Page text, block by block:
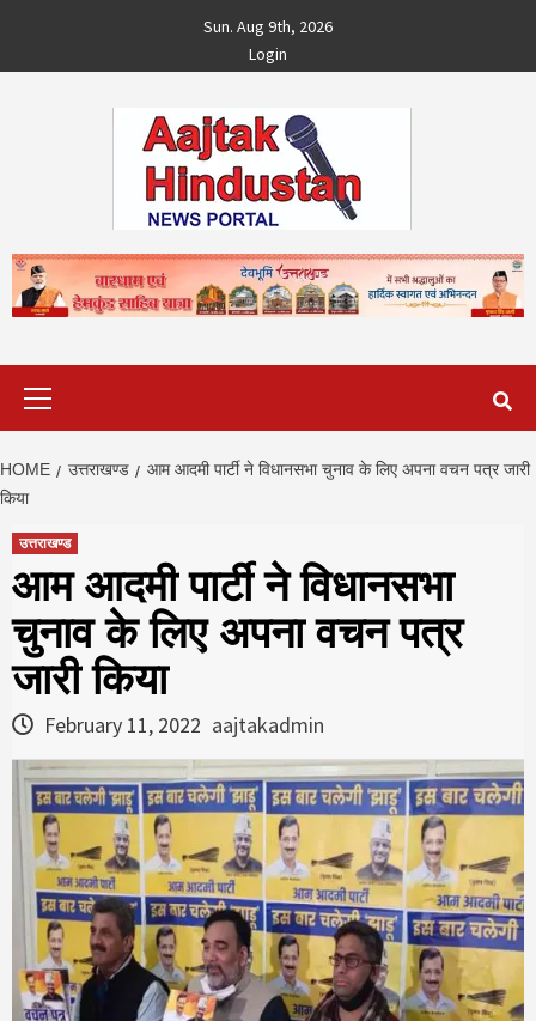
content
Sun. Aug 9th, 2026
Login
HOME उत्तराखण्ड
आम आदमी पार्टी ने विधानसभा चुनाव के लिए अपना वचन पत्र जारी
किया
उत्तराखण्ड
आम आदमी पार्टी ने विधानसभा
चुनाव के लिए अपना वचन पत्र
जारी किया
February 11, 2022 aajtakadmin